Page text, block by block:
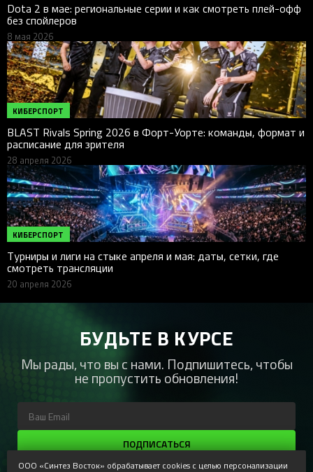
Dota 2 в мае: региональные серии и как смотреть плей-офф
без спойлеров
8 мая 2026
КИБЕРСПОРТ
BLAST Rivals Spring 2026 в Форт-Уорте: команды, формат и
расписание для зрителя
28 апреля 2026
КИБЕРСПОРТ
Турниры и лиги на стыке апреля и мая: даты, сетки, где
смотреть трансляции
20 апреля 2026
БУДЬТЕ В КУРСЕ
Мы рады, что вы с нами. Подпишитесь, чтобы
не пропустить обновления!
ПОДПИСАТЬСЯ
Регистрируясь, Вы соглашаетесь получать наши
ООО «Синтез Восток» обрабатывает cookies с целью персонализации